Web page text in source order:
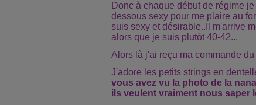
Donc à chaque début de régime
dessous sexy pour me plaire au
suis sexy et désirable..Il m'arrive
alors que je suis plutôt 40-42...
Alors là j'ai reçu ma commande du
J'adore les petits strings en
vous avez vu la photo de la
ils veulent vraiment nous saper